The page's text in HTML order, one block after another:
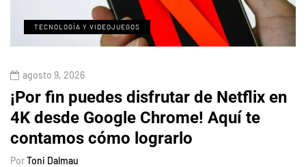
TECNOLOGÍA Y VIDEOJUEGOS
agosto 9, 2026
¡Por fin puedes disfrutar de Netflix en
4K desde Google Chrome! Aquí te
contamos cómo lograrlo
PorToni Dalmau